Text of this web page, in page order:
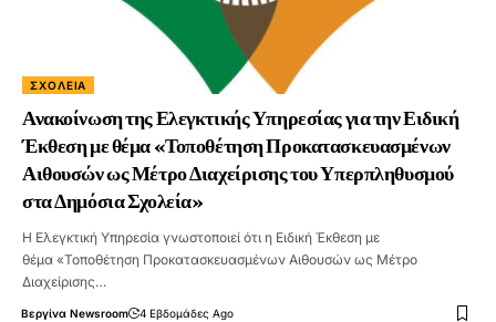
ΣΧΟΛΕΊΑ
Ανακοίνωση της Ελεγκτικής Υπηρεσίας για την Ειδική
Έκθεση με θέμα «Τοποθέτηση Προκατασκευασμένων
Αιθουσών ως Μέτρο Διαχείρισης του Υπερπληθυσμού
στα Δημόσια Σχολεία»
Η Ελεγκτική Υπηρεσία γνωστοποιεί ότι η Ειδική Έκθεση με
θέμα «Τοποθέτηση Προκατασκευασμένων Αιθουσών ως Μέτρο
Διαχείρισης…
Βεργίνα Newsroom 4 Εβδομάδες Ago